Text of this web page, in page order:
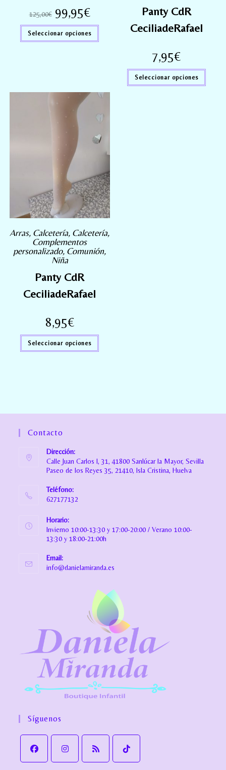
125,00€ 99,95€
Seleccionar opciones
Panty CdR
CeciliadeRafael
7,95€
Seleccionar opciones
Arras, Calcetería, Calcetería,
Complementos
personalizado, Comunión,
Niña
Panty CdR
CeciliadeRafael
8,95€
Seleccionar opciones
Contacto
Dirección:
Calle Juan Carlos I, 31, 41800 Sanlúcar la Mayor, Sevilla
Paseo de los Reyes 35, 21410, Isla Cristina, Huelva
Teléfono:
627177132
Horario:
Invierno 10:00-13:30 y 17:00-20:00 / Verano 10:00-
13:30 y 18:00-21:00h
Email:
info@danielamiranda.es
Síguenos